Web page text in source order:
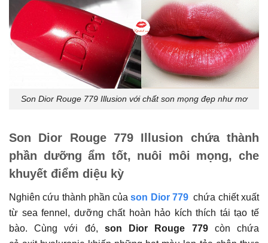
Son Dior Rouge 779 Illusion với chất son mọng đẹp như mơ
Son Dior Rouge 779 Illusion chứa thành
phần dưỡng ẩm tốt, nuôi môi mọng, che
khuyết điểm diệu kỳ
Nghiên cứu thành phần củason Dior 779 chứa chiết xuất
từ sea fennel, dưỡng chất hoàn hảo kích thích tái tạo tế
bào. Cùng với đó, son Dior Rouge 779 còn chứa